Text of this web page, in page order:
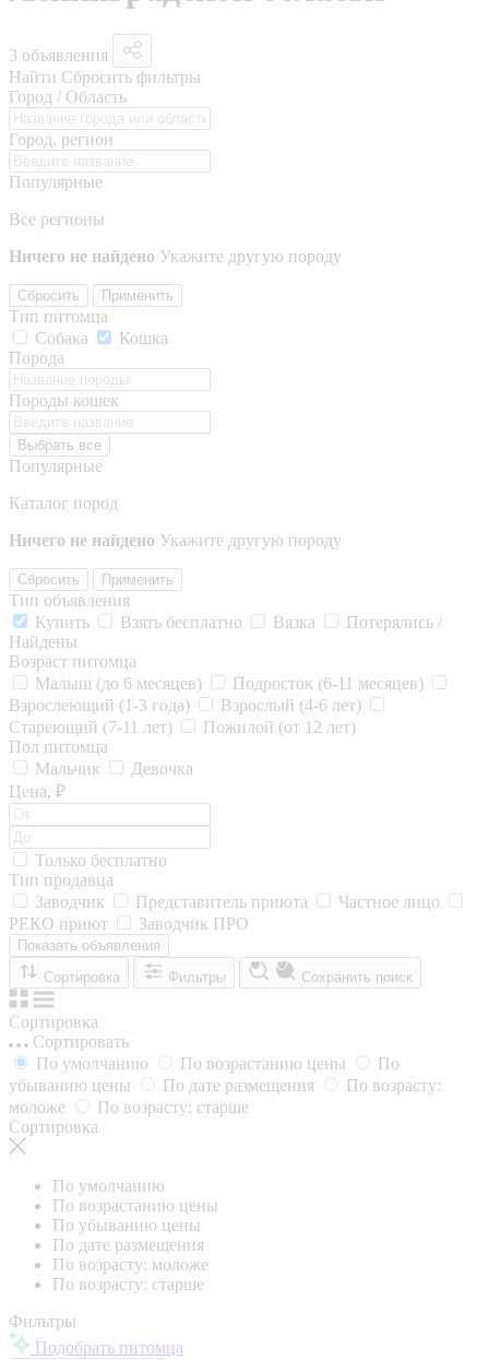
3 объявления
Найти Сбросить фильтры
Город / Область
Город, регион
Популярные
Все регионы
Ничего не найдено Укажите другую породу
Сбросить Применить
Тип питомца
Собака
Кошка
Порода
Породы кошек
Выбрать все
Популярные
Каталог пород
Ничего не найдено Укажите другую породу
Сбросить Применить
Тип объявления
Купить
Взять бесплатно Вязка
Потерялись /
Найдены
Возраст питомца
Малыш (до 6 месяцев)
Подросток (6-11 месяцев)
Взрослеющий (1-3 года)
Взрослый (4-6 лет)
Стареющий (7-11 лет)
Пожилой (от 12 лет)
Пол питомца
Мальчик
Девочка
Цена, ₽
Только бесплатно
Тип продавца
Заводчик
Представитель приюта
Частное лицо
РЕКО приют
Заводчик ПРО
Показать объявления
Сортировка
Фильтры Сохранить поиск
Сортировка
Сортировать
По умолчанию
По возрастанию цены
По
убыванию цены
По дате размещения
По возрасту:
моложе
По возрасту: старше
Сортировка
По умолчанию
По возрастанию цены
По убыванию цены
По дате размещения
По возрасту: моложе
По возрасту: старше
Фильтры
Подобрать питомца